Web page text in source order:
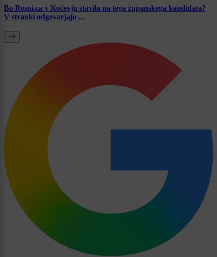
Bo Resni.ca v Kočevju stavila na tega županskega kandidata?
V stranki odgovarjajo ...